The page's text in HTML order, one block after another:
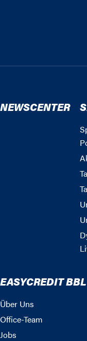
NEWSCENTER
EASYCREDIT BBL
Über Uns
Office-Team
Jobs